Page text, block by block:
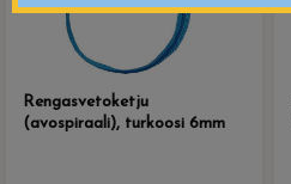
Rengasvetoketju
(avospiraali), turkoosi 6mm